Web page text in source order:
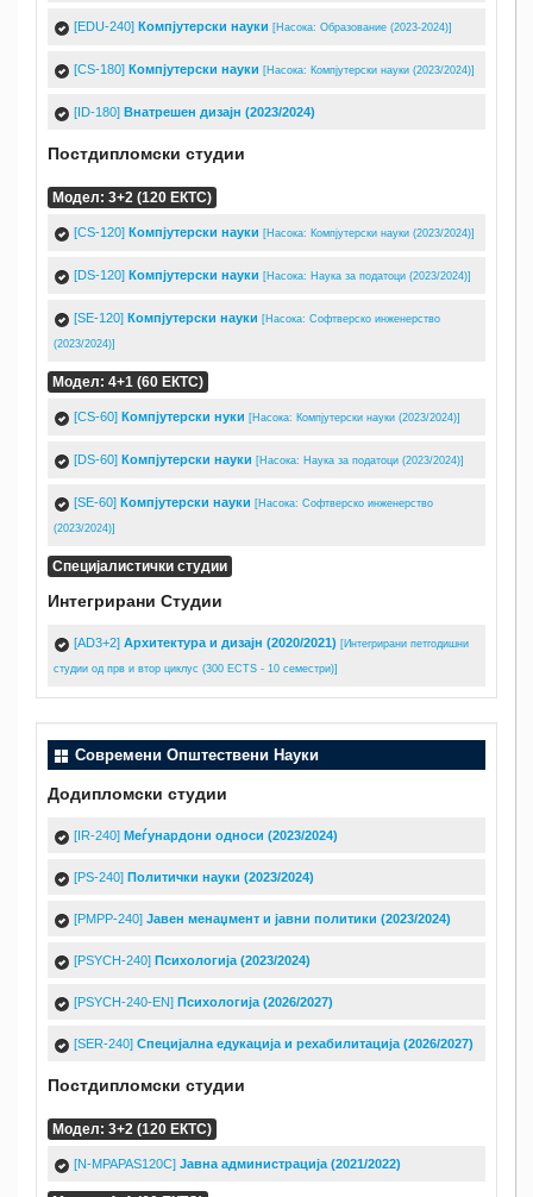
[EDU-240] Компјутерски науки [Насока: Образование (2023-2024)]
[CS-180] Компјутерски науки [Насока: Компјутерски науки (2023/2024)]
[ID-180] Внатрешен дизајн (2023/2024)
Постдипломски студии
Модел: 3+2 (120 ЕКТС)
[CS-120] Компјутерски науки [Насока: Компјутерски науки (2023/2024)]
[DS-120] Компјутерски науки [Насока: Наука за податоци (2023/2024)]
[SE-120] Компјутерски науки [Насока: Софтверско инженерство
(2023/2024)]
Модел: 4+1 (60 ЕКТС)
[CS-60] Компјутерски нуки [Насока: Компјутерски науки (2023/2024)]
[DS-60] Компјутерски науки [Насока: Наука за податоци (2023/2024)]
[SE-60] Компјутерски науки [Насока: Софтверско инженерство
(2023/2024)]
Специјалистички студии
Интегрирани Студии
[AD3+2] Архитектура и дизајн (2020/2021) [Интегрирани петгодишни
студии од прв и втор циклус (300 ECTS - 10 семестри)]
Современи Општествени Науки
Додипломски студии
[IR-240] Меѓунардони односи (2023/2024)
[PS-240] Политички науки (2023/2024)
[PMPP-240] Јавен менаџмент и јавни политики (2023/2024)
[PSYCH-240] Психологија (2023/2024)
[PSYCH-240-EN] Психологија (2026/2027)
[SER-240] Специјална едукација и рехабилитација (2026/2027)
Постдипломски студии
Модел: 3+2 (120 ЕКТС)
[N-MPAPAS120C] Јавна администрација (2021/2022)